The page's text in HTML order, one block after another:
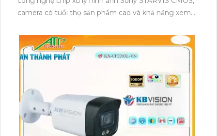
camera có tuổi thọ sản phẩm cao và khả năng xem
biệt, thiết bị này hỗ trợ các công nghệ AHD CVI TVI
BCS, giúp tiết kiệm chi phí và mang lại màu sắc sáng
đẹp 2.0 MP. Sử dụng đầu ghi tích hợp công nghệ
nhìn đêm chất lượng, camera còn có màu ban đêm
tối ưu hơn, đảm bảo sự an toàn và chất lượng giám
sát ban đêm.